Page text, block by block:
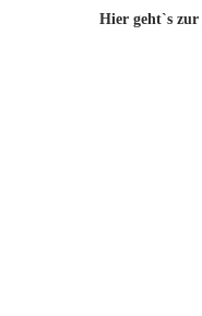
Hier geht`s zur